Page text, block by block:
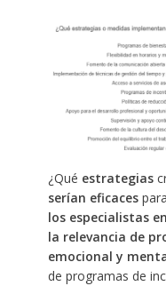
¿Qué estrategias
serían eficaces
los especialistas
la relevancia de
emocional y
de programas de